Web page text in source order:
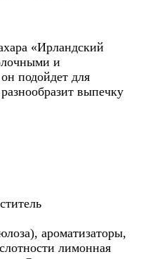
«Ирландский
и
подойдет для
выпечку
ароматизаторы,
лимонная